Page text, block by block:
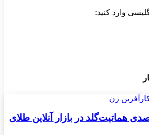
وارد کنید:
۲۰۰۰ درصدی هماتیت‌گلد در بازار آنلاین طلای